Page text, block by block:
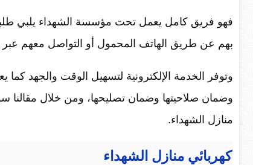
بهم عن طريق الهاتف المحمول أو التواصل معهم عبر
وتوفر الخدمة الإلكترونية لتسهيل الوقت والجهد
منازل الشهداء.
كهربائي منازل الشهداء